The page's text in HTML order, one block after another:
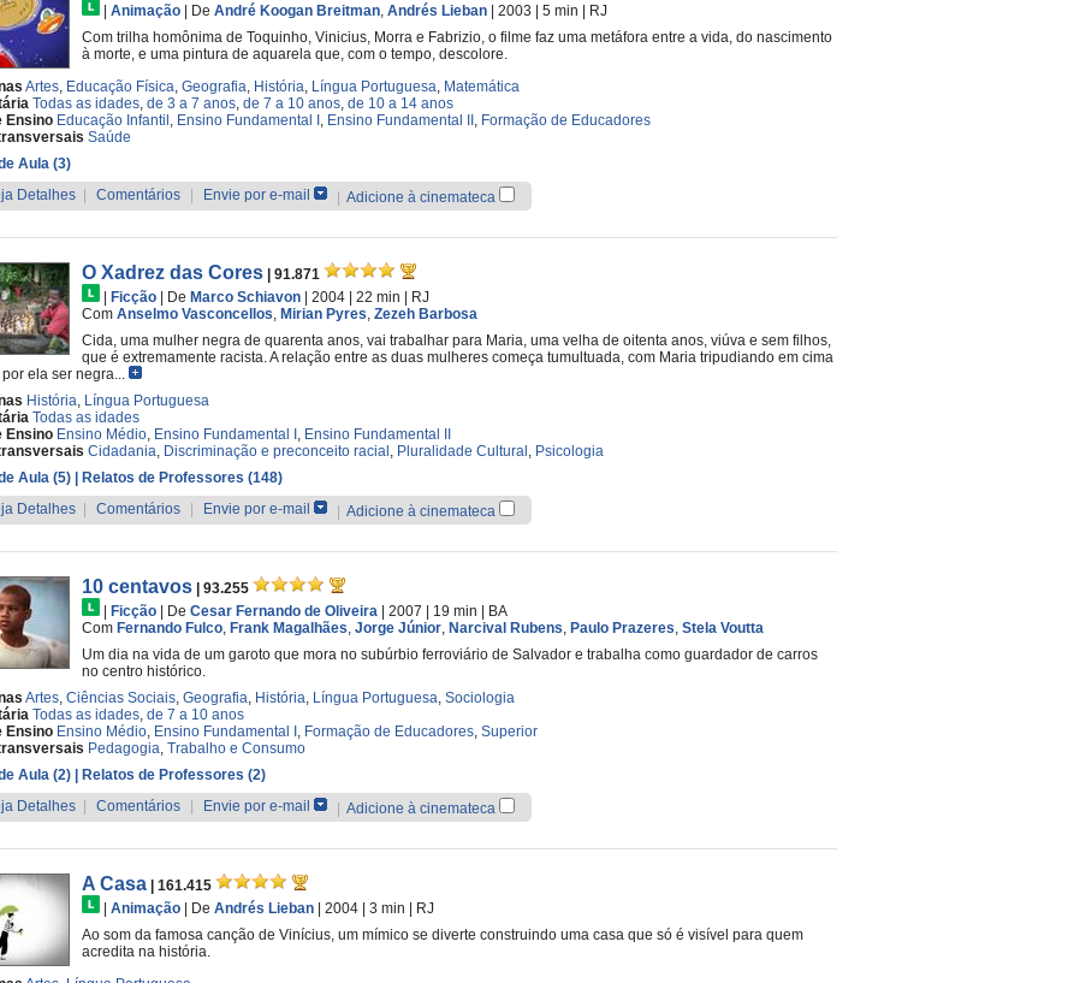
Animação De André Koogan Breitman, Andrés Lieban | 2003 | 5 min
RJ
Com trilha homônima de Toquinho, Vinicius, Morra e Fabrizio, o filme faz uma metáfora entre a vida, do nascimento
à morte, e uma pintura de aquarela que, com o tempo, descolore.
Artes, Educação Física, Geografia, História, Língua Portuguesa, Matemática
Todas as idades, de 3 a 7 anos, de 7 a 10 anos, de 10 a 14 anos
Ensino Educação Infantil , Ensino Fundamental I , Ensino Fundamental II , Formação de Educadores
Saúde
Aula (3)
Detalhes
Comentários Envie por e-mail Adicione à cinemateca
O Xadrez das Cores
| 91.871
Ficção De Marco Schiavon | 2004 | 22 min
RJ
Com Anselmo Vasconcellos, Mirian Pyres, Zezeh Barbosa
Cida, uma mulher negra de quarenta anos, vai trabalhar para Maria, uma velha de oitenta anos, viúva e sem filhos,
que é extremamente racista. A relação entre as duas mulheres começa tumultuada, com Maria tripudiando em cima
ela ser negra...
História, Língua Portuguesa
Todas as idades
Ensino Ensino Médio, Ensino Fundamental I , Ensino Fundamental II
Cidadania, Discriminação e preconceito racial , Pluralidade Cultural , Psicologia
Aula (5)
| Relatos de Professores (148)
Detalhes
Comentários Envie por e-mail Adicione à cinemateca
10 centavos
| 93.255
Ficção De Cesar Fernando de Oliveira | 2007 | 19 min
BA
Com Fernando Fulco, Frank Magalhães, Jorge Júnior, Narcival Rubens, Paulo Prazeres, Stela Voutta
Um dia na vida de um garoto que mora no subúrbio ferroviário de Salvador e trabalha como guardador de carros
no centro histórico.
Artes, Ciências Sociais, Geografia, História, Língua Portuguesa, Sociologia
Todas as idades, de 7 a 10 anos
Ensino Ensino Médio, Ensino Fundamental I , Formação de Educadores, Superior
Pedagogia, Trabalho e Consumo
Aula (2)
| Relatos de Professores (2)
Detalhes
Comentários Envie por e-mail Adicione à cinemateca
A Casa
| 161.415
Animação De Andrés Lieban | 2004 | 3 min
RJ
Ao som da famosa canção de Vinícius, um mímico se diverte construindo uma casa que só é visível para quem
acredita na história.